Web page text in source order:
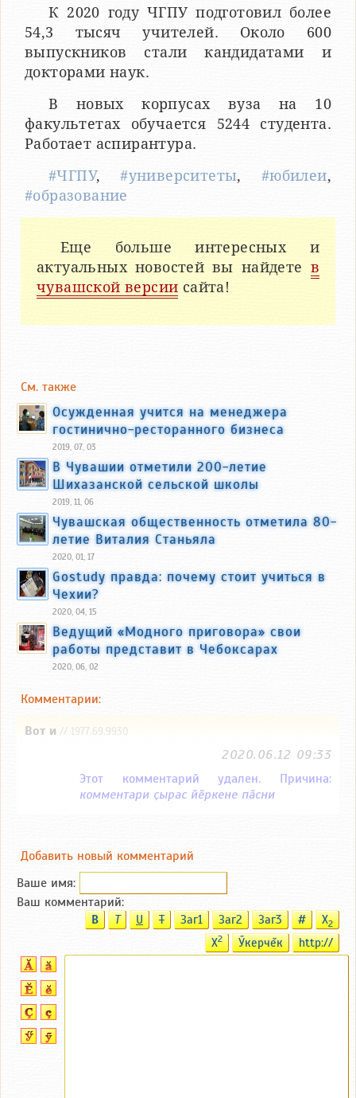
К 2020 году ЧГПУ подготовил более
54,3 тысяч учителей. Около 600
выпускников стали кандидатами и
докторами наук.
В новых корпусах вуза на 10
факультетах обучается 5244 студента.
Работает аспирантура.
#ЧГПУ,#университеты, #юбилеи,
#образование
Еще больше интересных и
актуальных новостей вы найдете в
чувашской версии сайта!
См. также
Осужденная учится на менеджера
гостинично-ресторанного бизнеса
2019, 07, 03
В Чувашии отметили 200-летие
Шихазанской сельской школы
2019, 11, 06
Чувашская общественность отметила 80-
летие Виталия Станьяла
2020, 01, 17
Gostudy правда: почему стоит учиться в
Чехии?
2020, 04, 15
Ведущий «Модного приговора» свои
работы представит в Чебоксарах
2020, 06, 02
Комментарии:
Вот и // 1977.69.9930
2020.06.12 09:33
Этот комментарий удален. Причина:
комментари ҫырас йӗркене пӑсни
Добавить новый комментарий
Ваше имя:
Ваш комментарий:
B T U T Заг1 Заг2 Заг3 # X2
X2 Ӳкерчĕк http://